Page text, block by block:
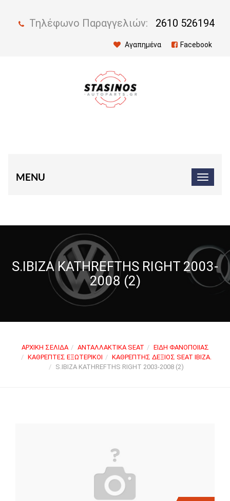
Τηλέφωνο Παραγγελιών: 2610 526194
Αγαπημένα Facebook
MENU
S.IBIZA KATHREFTHS RIGHT 2003-
2008 (2)
ΑΡΧΙΚΉ ΣΕΛΊΔΑ ΑΝΤΑΛΛΑΚΤΙΚΆ SEAT
ΕΊΔΗ ΦΑΝΟΠΟΙΊΑΣ
ΚΑΘΡΈΠΤΕΣ ΕΞΩΤΕΡΙΚΟΊ
ΚΑΘΡΈΠΤΗΣ ΔΕΞΙΌΣ SEAT IBIZA.
S.IBIZA KATHREFTHS RIGHT 2003-2008 (2)